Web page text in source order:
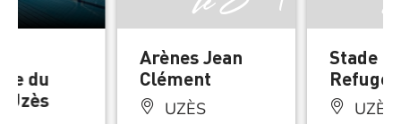
du
Arènes Jean
Clément
UZÈS
Stade
Refuge
UZÈS